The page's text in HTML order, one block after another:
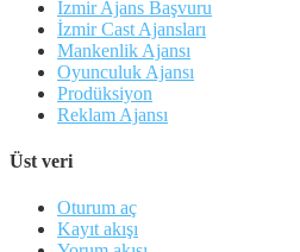
İzmir Ajans Başvuru
İzmir Cast Ajansları
Mankenlik Ajansı
Oyunculuk Ajansı
Prodüksiyon
Reklam Ajansı
Üst veri
Oturum aç
Kayıt akışı